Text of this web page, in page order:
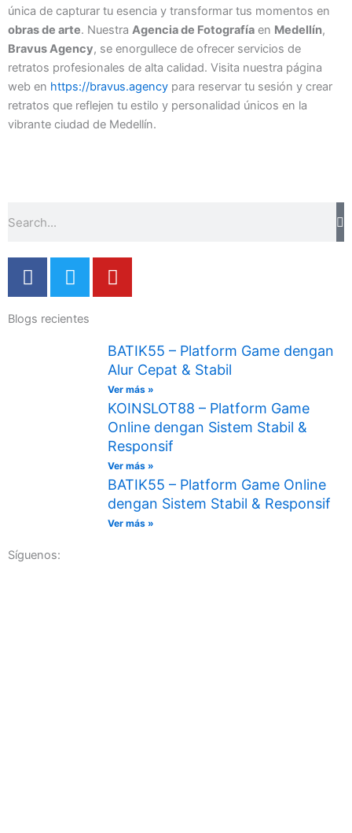
única de capturar tu esencia y transformar tus momentos en
obras de arte. Nuestra Agencia de Fotografía en Medellín,
Bravus Agency, se enorgullece de ofrecer servicios de
retratos profesionales de alta calidad. Visita nuestra página
web en https://bravus.agency para reservar tu sesión y crear
retratos que reflejen tu estilo y personalidad únicos en la
vibrante ciudad de Medellín.
F
a
e
T
w
t
Y
o
u
b
e
Blogs recientes
BATIK55 – Platform Game dengan
Alur Cepat & Stabil
Ver más »
KOINSLOT88 – Platform Game
Online dengan Sistem Stabil &
Responsif
Ver más »
BATIK55 – Platform Game Online
dengan Sistem Stabil & Responsif
Ver más »
Síguenos: